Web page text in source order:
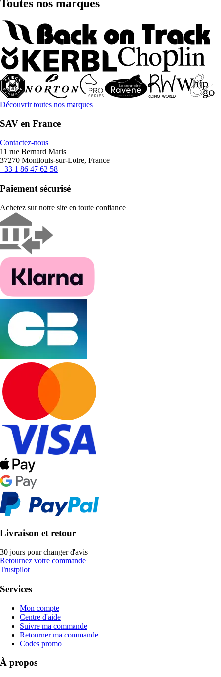
Toutes nos marques
Découvrir toutes nos marques
SAV en France
Contactez-nous
11 rue Bernard Maris
37270 Montlouis-sur-Loire, France
+33 1 86 47 62 58
Paiement sécurisé
Achetez sur notre site en toute confiance
Livraison et retour
30 jours pour changer d'avis
Retournez votre commande
Trustpilot
Services
Mon compte
Centre d'aide
Suivre ma commande
Retourner ma commande
Codes promo
À propos